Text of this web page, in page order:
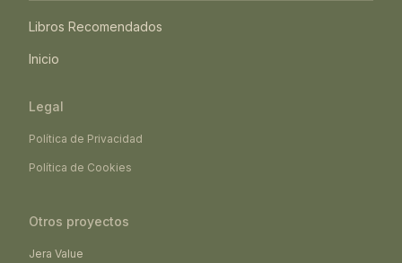
Libros Recomendados
Inicio
Legal
Política de Privacidad
Política de Cookies
Otros proyectos
Jera Value